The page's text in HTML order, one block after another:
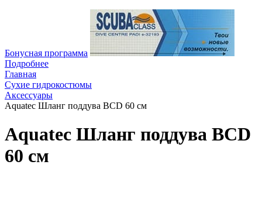
Бонусная программа
Подробнее
Главная
Сухие гидрокостюмы
Аксессуары
Aquatec Шланг поддува BCD 60 см
Aquatec Шланг поддува BCD
60 см